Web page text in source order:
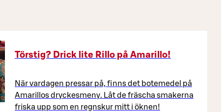
Törstig? Drick lite Rillo på Amarillo!
När vardagen pressar på, finns det botemedel på
Amarillos dryckesmeny. Låt de fräscha smakerna
friska upp som en regnskur mitt i öknen!